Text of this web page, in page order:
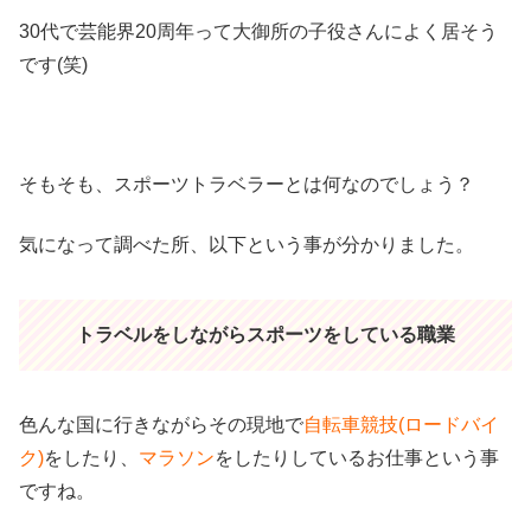
30代で芸能界20周年って大御所の子役さんによく居そう
です(笑)
そもそも、スポーツトラベラーとは何なのでしょう？
気になって調べた所、以下という事が分かりました。
トラベルをしながらスポーツをしている職業
色んな国に行きながらその現地で自転車競技(ロードバイ
ク)をしたり、 マラソンをしたりしているお仕事という事
ですね。